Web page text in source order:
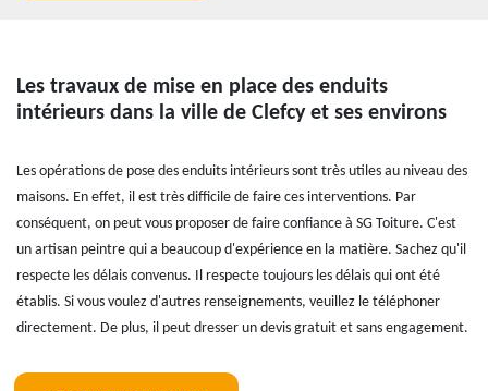
Les travaux de mise en place des enduits
intérieurs dans la ville de Clefcy et ses environs
Les opérations de pose des enduits intérieurs sont très utiles au niveau des
maisons. En effet, il est très difficile de faire ces interventions. Par
conséquent, on peut vous proposer de faire confiance à SG Toiture. C'est
un artisan peintre qui a beaucoup d'expérience en la matière. Sachez qu'il
respecte les délais convenus. Il respecte toujours les délais qui ont été
établis. Si vous voulez d'autres renseignements, veuillez le téléphoner
directement. De plus, il peut dresser un devis gratuit et sans engagement.